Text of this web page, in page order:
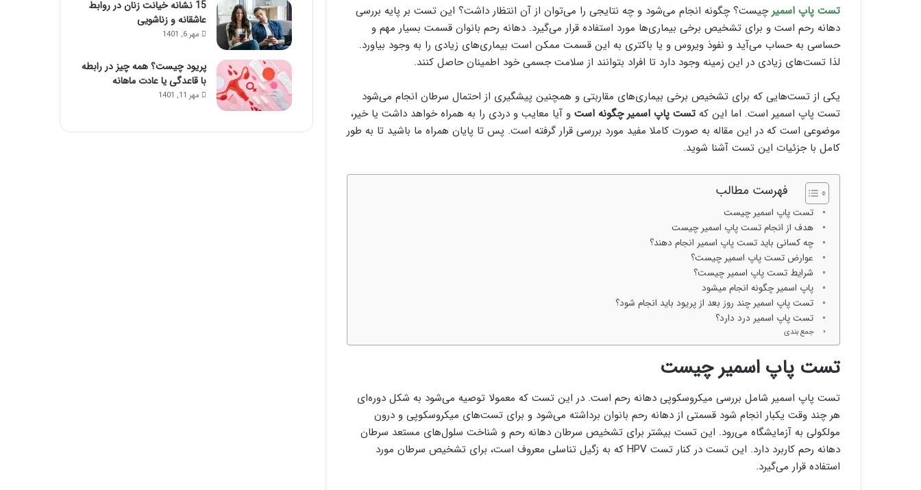
تست پاپ اسمیرچیست؟ چگونه انجام می‌شود و چه نتایجی را می‌توان از آن انتظار داشت؟ این تست بر پایه بررسی
دهانه رحم است و برای تشخیص برخی بیماری‌ها مورد استفاده قرار می‌گیرد. دهانه رحم بانوان قسمت بسیار مهم و
حساسی به حساب می‌آید و نفوذ ویروس و یا باکتری به این قسمت ممکن است بیماری‌های زیادی را به وجود بیاورد.
لذا تست‌های زیادی در این زمینه وجود دارد تا افراد بتوانند از سلامت جسمی خود اطمینان حاصل کنند.
یکی از تست‌هایی که برای تشخیص برخی بیماری‌های مقاربتی و همچنین پیشگیری از احتمال سرطان انجام می‌شود
تست پاپ اسمیر است. اما این که تست پاپ اسمیر چگونه است و آیا معایب و دردی را به همراه خواهد داشت یا خیر،
موضوعی است که در این مقاله به صورت کاملا مفید مورد بررسی قرار گرفته است. پس تا پایان همراه ما باشید تا به طور
کامل با جزئیات این تست آشنا شوید.
فهرست مطالب
تست پاپ اسمیر چیست
هدف از انجام تست پاپ اسمیر چیست
چه کسانی باید تست پاپ اسمیر انجام دهند؟
عوارض تست پاپ اسمیر چیست؟
شرایط تست پاپ اسمیر چیست؟
پاپ اسمیر چگونه انجام میشود
تست پاپ اسمیر چند روز بعد از پریود باید انجام شود؟
تست پاپ اسمیر درد دارد؟
جمع بندی
تست پاپ اسمیر چیست
تست پاپ اسمیر شامل بررسی میکروسکوپی دهانه رحم است. در این تست که معمولا توصیه می‌شود به شکل دوره‌ای
هر چند وقت یکبار انجام شود قسمتی از دهانه رحم بانوان برداشته می‌شود و برای تست‌های میکروسکوپی و درون
مولکولی به آزمایشگاه می‌رود. این تست بیشتر برای تشخیص سرطان دهانه رحم و شناخت سلول‌های مستعد سرطان
دهانه رحم کاربرد دارد. این تست در کنار تست HPV که به زگیل تناسلی معروف است، برای تشخیص سرطان مورد
استفاده قرار می‌گیرد.
15 نشانه خیانت زنان در روابط
عاشقانه و زناشویی
مهر 6, 1401
پریود چیست؟ همه چیز در رابطه
با قاعدگی یا عادت ماهانه
مهر 11, 1401